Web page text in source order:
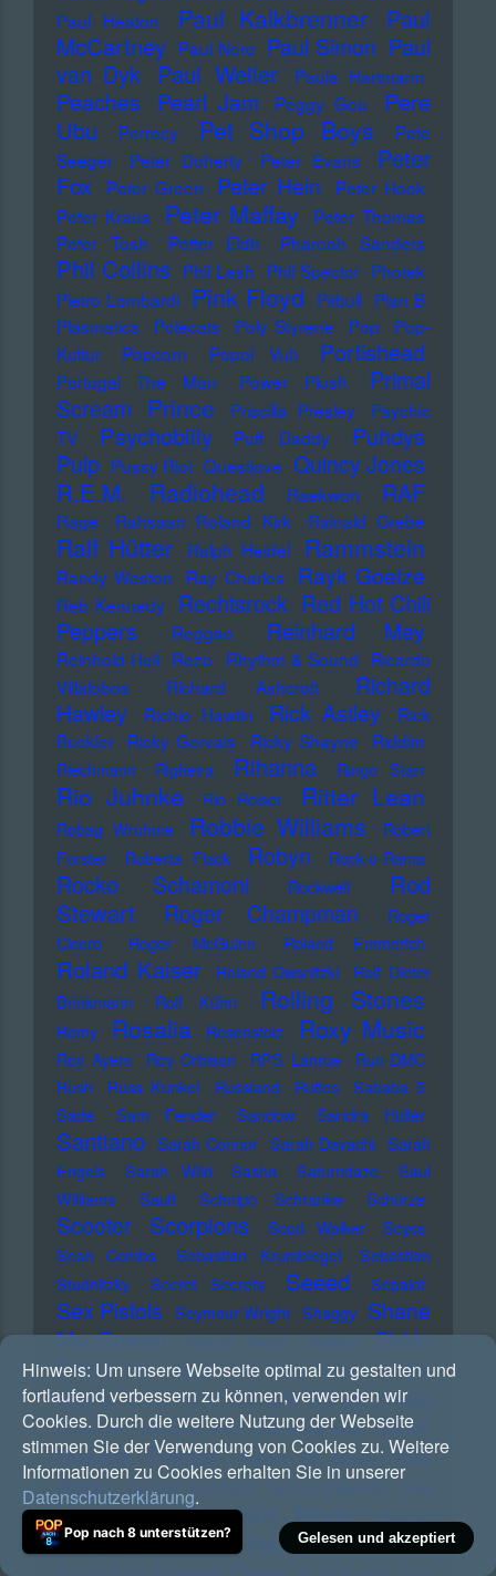
Paul Heaton Paul Kalkbrenner
Paul
McCartney Paul Nero Paul Simon Paul
van Dyk Paul Weller Paula Hartmann
Peaches Pearl Jam Peggy Gou
Pere
Ubu
Perrecy Pet Shop Boys
Pete
Seeger
Peter Doherty Peter Evans
Peter
Fox
Peter Green Peter Hein
Peter Hook
Peter Kraus
Peter Maffay
Peter Thomas
Peter Tosh
Petter Eldh Pharoah Sanders
Phil Collins Phil Lesh Phil Spector Photek
Pietro Lombardi
Pink Floyd Pitbull Plan B
Plasmatics
Polecats Poly Styrene Pop
Pop-
Kultur
Popcorn Popol Vuh Portishead
Portugal The Man Power Plush
Primal
Scream
Prince Priscilla Presley
Psychic
TV
Psychobilly Puff Daddy
Puhdys
Pulp Pussy Riot Questlove Quincy Jones
R.E.M. Radiohead Raekwon RAF
Rage Rahsaan Roland Kirk Rainald Grebe
Ralf Hütter Ralph Heidel Rammstein
Randy Weston Ray Charles Rayk Goetze
Reb Kennedy Rechtsrock Red Hot Chili
Peppers
Reggae Reinhard Mey
Reinhold Heil Rezo Rhythm & Sound Ricardo
Villalobos
Richard Ashcroft
Richard
Hawley
Richie Hawtin Rick Astley
Rick
Buckler
Ricky Gervais Ricky Shayne Riddim
Riechmann Righeira Rihanna Ringo Starr
Rio Juhnke Rio Reiser Ritter Lean
Robag Wruhme Robbie Williams
Robert
Forster
Roberta Flack Robyn Rock-o-Rama
Rocko Schamoni Rockwell
Rod
Stewart
Roger Champman
Roger
Cicero
Roger McGuinn Roland Emmerich
Roland Kaiser Roland Owsnitzki
Rolf Dieter
Brinkmann
Rolf Kühn Rolling Stones
Romy Rosalia Rosenstolz Roxy Music
Roy Ayers Roy Orbison RPS Lanrue
Run-DMC
Rush
Russ Kunkel Russland Rutles
Sababa 5
Sade
Sam Fender Sandow Sandra Hüller
Santiano Sarah Connor Sarah Davachi Sarah
Engels
Sarah Wild Sasha Saturndaze
Saul
Williams
Sault Schnipo Schranke Schürze
Scooter Scorpions Scott Walker
Scycs
Sean Combs
Sebastian Krumbiegel
Sebastian
Studnitzky
Secret Secrets Seeed Sepalot
Sex Pistols Seymour Wright Shaggy Shane
MacGowan
Shania Twain Shellac
Shirin
David
Sido Silbermond Silent Servant Simina
Grigoriu Simon Harris Simple Minds
Sinead
O'Connor
Siouxsie And The Banshees
Sister
Rosetta Tharpe
Sisters Of Mercy
Ski
Aggu
Skinner Brothers
Saxon
Slade Sleaford Mods
Sleater-
Kinney
Sly And The Family Stone Smag
Hinweis: Um unsere Webseite optimal zu gestalten und
fortlaufend verbessern zu können, verwenden wir
Cookies. Durch die weitere Nutzung der Webseite
stimmen Sie der Verwendung von Cookies zu. Weitere
Informationen zu Cookies erhalten Sie in unserer
Datenschutzerklärung.
Gelesen und akzeptiert
Pop nach 8 unterstützen?